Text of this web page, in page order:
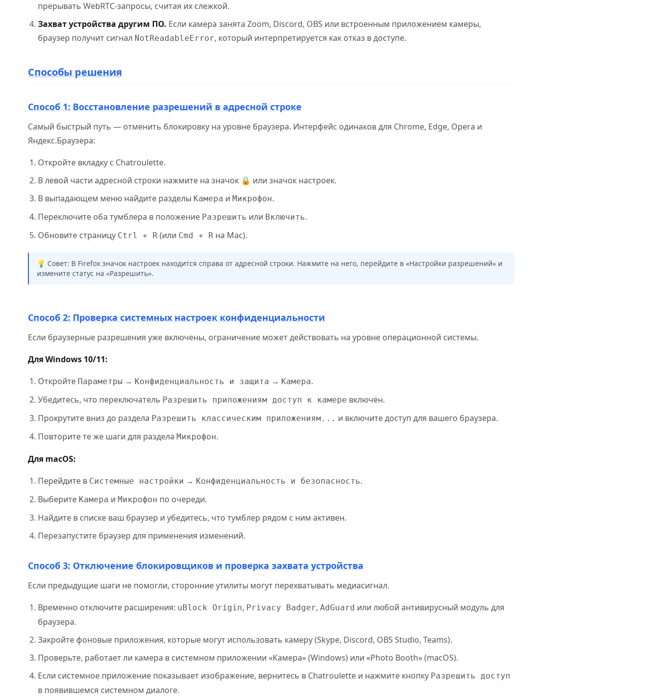
прерывать WebRTC-запросы, считая их слежкой.
Захват устройства другим ПО. Если камера занята Zoom, Discord, OBS или встроенным приложением камеры,
браузер получит сигнал NotReadableError, который интерпретируется как отказ в доступе.
Способы решения
Способ 1: Восстановление разрешений в адресной строке
Самый быстрый путь — отменить блокировку на уровне браузера. Интерфейс одинаков для Chrome, Edge, Opera и
Яндекс.Браузера:
Откройте вкладку с Chatroulette.
В левой части адресной строки нажмите на значок 🔒 или значок настроек.
В выпадающем меню найдите разделы Камера и Микрофон.
Переключите оба тумблера в положение Разрешить или Включить.
Обновите страницу Ctrl + R (или Cmd + R на Mac).
💡 Совет: В Firefox значок настроек находится справа от адресной строки. Нажмите на него, перейдите в «Настройки разрешений» и
измените статус на «Разрешить».
Способ 2: Проверка системных настроек конфиденциальности
Если браузерные разрешения уже включены, ограничение может действовать на уровне операционной системы.
Для Windows 10/11:
Откройте Параметры → Конфиденциальность и защита → Камера.
Убедитесь, что переключатель Разрешить приложениям доступ к камере включён.
Прокрутите вниз до раздела Разрешить классическим приложениям... и включите доступ для вашего браузера.
Повторите те же шаги для раздела Микрофон.
Для macOS:
Перейдите в Системные настройки → Конфиденциальность и безопасность.
Выберите Камера и Микрофон по очереди.
Найдите в списке ваш браузер и убедитесь, что тумблер рядом с ним активен.
Перезапустите браузер для применения изменений.
Способ 3: Отключение блокировщиков и проверка захвата устройства
Если предыдущие шаги не помогли, сторонние утилиты могут перехватывать медиасигнал.
Временно отключите расширения: uBlock Origin, Privacy Badger, AdGuard или любой антивирусный модуль для
браузера.
Закройте фоновые приложения, которые могут использовать камеру (Skype, Discord, OBS Studio, Teams).
Проверьте, работает ли камера в системном приложении «Камера» (Windows) или «Photo Booth» (macOS).
Если системное приложение показывает изображение, вернитесь в Chatroulette и нажмите кнопку Разрешить доступ
в появившемся системном диалоге.